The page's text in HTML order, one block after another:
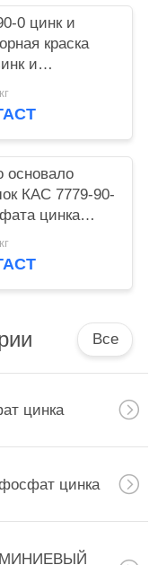
0 цинк и
краска
и
кислоты
для
основало
КАС 7779-90-
цинка
для корабля и
структуры
Все
цинка
цинка